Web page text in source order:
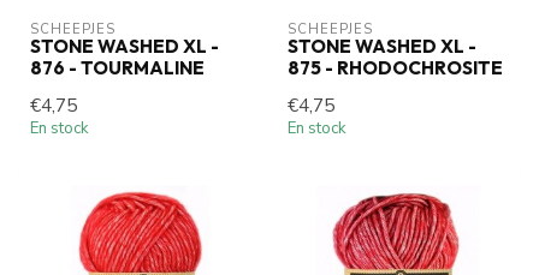
SCHEEPJES
STONE WASHED XL -
876 - TOURMALINE
€4,75
En stock
SCHEEPJES
STONE WASHED XL -
875 - RHODOCHROSITE
€4,75
En stock